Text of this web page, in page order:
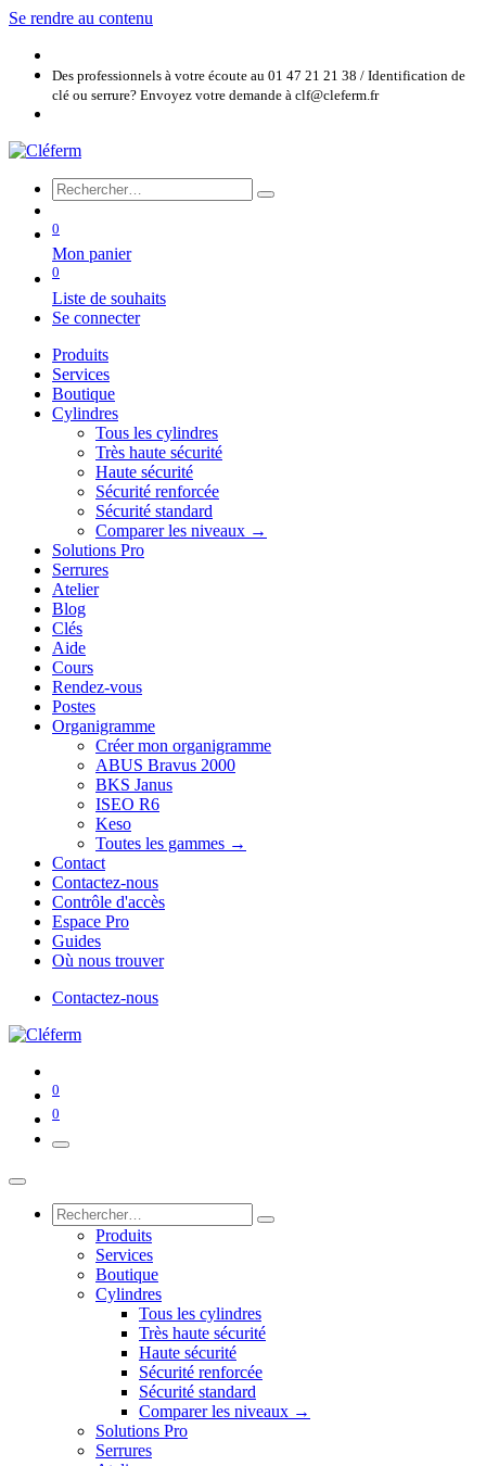
Se rendre au contenu
Des professionnels à votre écoute au 01 47 21 21 38 / Identification de
clé ou serrure? Envoyez votre demande à clf@cleferm.fr
0
Mon panier
0
Liste de souhaits
Se connecter
Produits
Services
Boutique
Cylindres
Tous les cylindres
Très haute sécurité
Haute sécurité
Sécurité renforcée
Sécurité standard
Comparer les niveaux →
Solutions Pro
Serrures
Atelier
Blog
Clés
Aide
Cours
Rendez-vous
Postes
Organigramme
Créer mon organigramme
ABUS Bravus 2000
BKS Janus
ISEO R6
Keso
Toutes les gammes →
Contact
Contactez-nous
Contrôle d'accès
Espace Pro
Guides
Où nous trouver
Contactez-nous
0
0
Produits
Services
Boutique
Cylindres
Tous les cylindres
Très haute sécurité
Haute sécurité
Sécurité renforcée
Sécurité standard
Comparer les niveaux →
Solutions Pro
Serrures